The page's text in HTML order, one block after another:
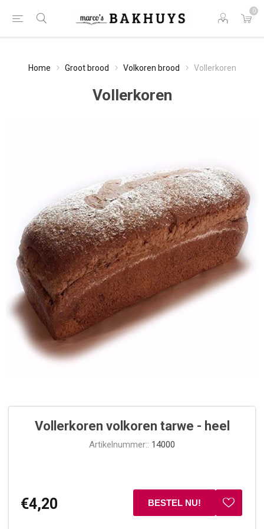
0
Home Groot brood Volkoren brood Vollerkoren
Vollerkoren
Vollerkoren volkoren tarwe - heel
Artikelnummer:: 14000
€4,20